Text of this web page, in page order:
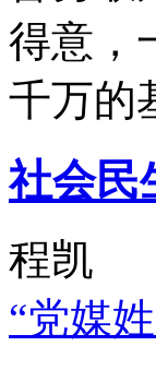
得意，
千万的
社会民
程凯
“党媒